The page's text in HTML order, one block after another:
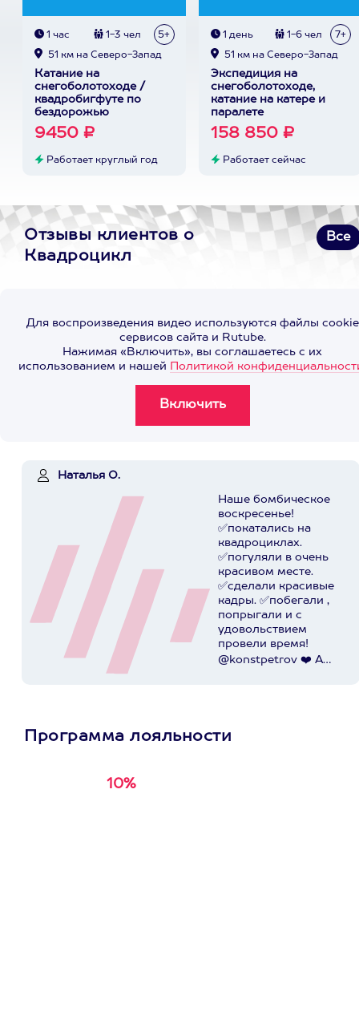
1 час 1-3 чел 5+
51 км на Северо-Запад
Катание на
снегоболотоходе /
квадробигфуте по
бездорожью
9450 ₽
Работает круглый год
1 день 1-6 чел 7+
51 км на Северо-Запад
Экспедиция на
снегоболотоходе,
катание на катере и
паралете
158 850 ₽
Работает сейчас
Отзывы клиентов о
Квадроцикл
Все
Для воспроизведения видео используются файлы cookie
сервисов сайта и Rutube.
Нажимая «Включить», вы соглашаетесь с их
использованием и нашей Политикой
Наталья О.
Наше бомбическое
воскресенье!
✅покатались на
квадроциклах.
✅погуляли в очень
красивом месте.
✅сделали красивые
кадры. ✅побегали ,
попрыгали и с
удовольствием
провели время!
@konstpetrov ❤️ А
Программа лояльности
10%